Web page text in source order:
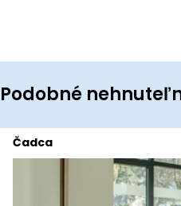
Podobné
Čadca